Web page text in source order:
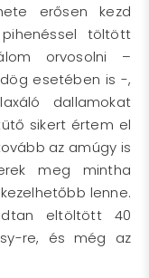
erősen kezd
töltött
orvosolni –
esetében is -,
dallamokat
sikert értem el
az amúgy is
meg mintha
lenne.
eltöltött 40
re, és még az